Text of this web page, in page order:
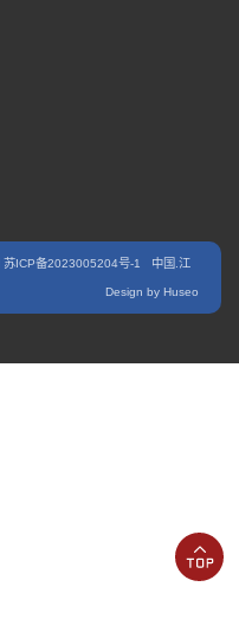
苏ICP备2023005204号-1 中国.江
Design by Huseo